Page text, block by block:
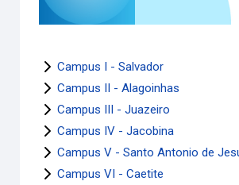
Campus I - Salvador
Campus II - Alagoinhas
Campus III - Juazeiro
Campus IV - Jacobina
Campus V - Santo Antonio de
Campus VI - Caetite